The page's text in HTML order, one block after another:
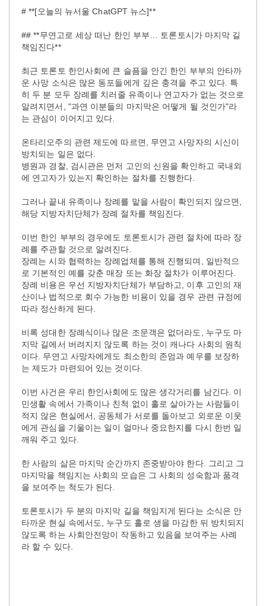
# **[오늘의 뉴서울 ChatGPT 뉴스]**
## **무연고로 세상 떠난 한인 부부… 토론토시가 마지막 길
책임진다**
최근 토론토 한인사회에 큰 슬픔을 안긴 한인 부부의 안타까
운 사망 소식은 많은 동포들에게 깊은 충격을 주고 있다. 특
히 두 분 모두 장례를 치러줄 유족이나 연고자가 없는 것으로
알려지면서, "과연 이분들의 마지막은 어떻게 될 것인가"라
는 관심이 이어지고 있다.
온타리오주의 관련 제도에 따르면, 무연고 사망자의 시신이
방치되는 일은 없다.
병원과 경찰, 검시관은 먼저 고인의 신원을 확인하고 국내외
에 연고자가 있는지 확인하는 절차를 진행한다.
그러나 끝내 유족이나 장례를 맡을 사람이 확인되지 않으면,
해당 지방자치단체가 장례 절차를 책임진다.
이번 한인 부부의 경우에도 토론토시가 관련 절차에 따라 장
례를 주관할 것으로 알려진다.
장례는 시와 협력하는 장례업체를 통해 진행되며, 일반적으
로 기본적인 예를 갖춘 매장 또는 화장 절차가 이루어진다.
장례 비용은 우선 지방자치단체가 부담하고, 이후 고인의 재
산이나 법적으로 회수 가능한 비용이 있을 경우 관련 규정에
따라 정산하게 된다.
비록 성대한 장례식이나 많은 조문객은 없더라도, 누구도 마
지막 길에서 버려지지 않도록 하는 것이 캐나다 사회의 원칙
이다. 무연고 사망자에게도 최소한의 존엄과 예우를 보장하
는 제도가 마련되어 있는 것이다.
이번 사건은 우리 한인사회에도 많은 생각거리를 남긴다. 이
민생활 속에서 가족이나 친척 없이 홀로 살아가는 사람들이
적지 않은 현실에서, 공동체가 서로를 돌아보고 외로운 이웃
에게 관심을 기울이는 일이 얼마나 중요한지를 다시 한번 일
깨워 주고 있다.
한 사람의 삶은 마지막 순간까지 존중받아야 한다. 그리고 그
마지막을 책임지는 사회의 모습은 그 사회의 성숙함과 품격
을 보여주는 척도가 된다.
토론토시가 두 분의 마지막 길을 책임지게 된다는 소식은 안
타까운 현실 속에서도, 누구도 홀로 생을 마감한 뒤 방치되지
않도록 하는 사회안전망이 작동하고 있음을 보여주는 사례
라 할 수 있다.